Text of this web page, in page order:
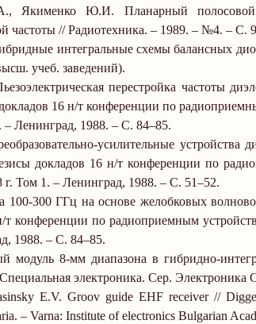
Якименко Ю.И. Планарный полосовой
частоты // Радиотехника. – 1989. – №4. – С.
интегральные схемы балансных
учеб. заведений).
перестройка частоты
16 н/т конференции по
– Ленинград, 1988. – С. 84–85.
усилительные
докладов 16 н/т конференции по
г. Том 1. – Ленинград, 1988. – С. 51–52.
100-300 ГГц на основе желобковых
т конференции по радиоприемным
1988. – С. 84–85.
модуль 8-мм диапазона в гибридно-
электроника. Сер. Электроника
E.V. Groov guide EHF receiver //
. – Varna: Institute of electronics Bulgarian